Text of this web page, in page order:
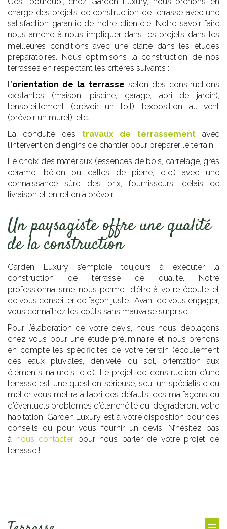
charge des projets de construction de terrasse avec une
satisfaction garantie de notre clientèle. Notre savoir-faire
nous amène à nous impliquer dans les projets dans les
meilleures conditions avec une clarté dans les études
préparatoires. Nous optimisons la construction de nos
terrasses en respectant les critères suivants :
L’orientation de la terrasse selon des constructions
existantes (maison, piscine, garage, abri de jardin),
l’ensoleillement (prévoir un toit), l’exposition au vent
(prévoir un muret), etc.
La conduite des travaux de terrassement avec
l’intervention d’engins de chantier pour préparer le terrain.
Le choix des matériaux (essences de bois, carrelage, grès
cérame, béton ou dalles de pierre, etc.) avec une
connaissance sûre des prix, fournisseurs, délais de
livraison et entretien à prévoir.
Un paysagiste offre une qualité
de la construction
Garden Luxury s’emploie toujours à exécuter la
construction de terrasse de qualité. Notre
professionnalisme nous permet d’être à votre écoute et
de vous conseiller de façon juste. Avant de vous engager,
vous connaîtrez les coûts sans mauvaise surprise.
Pour l’élaboration de votre devis, nous nous déplaçons
chez vous pour une étude préliminaire et nous prenons
en compte les spécificités de votre terrain (écoulement
des eaux pluviales, dénivelé du sol, orientation aux
éléments naturels, etc.). Le projet de construction d’une
terrasse est une question sérieuse, seul un spécialiste du
métier vous mettra à l’abri des défauts, des malfaçons ou
d’éventuels problèmes d’étanchéité qui dégraderont votre
habitation. Garden Luxury est à votre disposition pour des
conseils ou pour vous fournir un devis. N’hésitez pas
à nous contacter pour nous parler de votre projet de
terrasse !